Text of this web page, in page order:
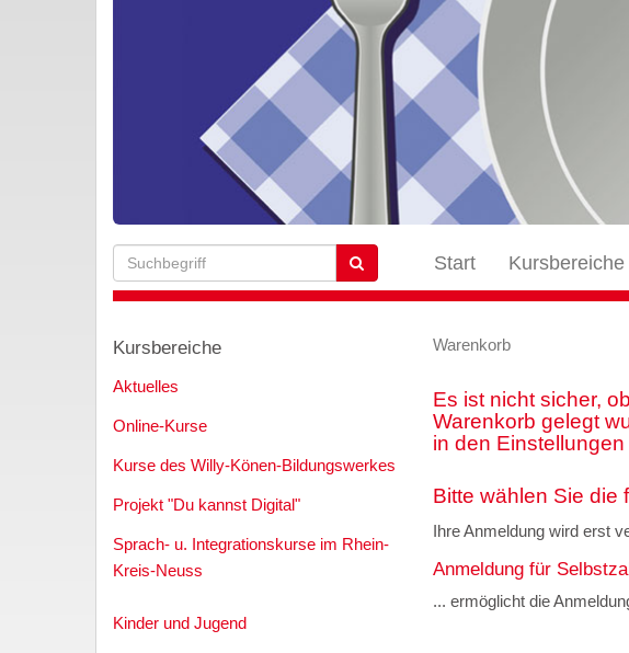
Start Kursbereiche
Warenkorb
Es ist nicht sicher,
Warenkorb gelegt
in den
Bitte wählen Sie die
Ihre Anmeldung wird erst
Anmeldung für
... ermöglicht die
Kursbereiche
Aktuelles
Online-Kurse
Kurse des Willy-Könen-Bildungswerkes
Projekt "Du kannst Digital"
Sprach- u. Integrationskurse im Rhein-
Kreis-Neuss
Kinder und Jugend